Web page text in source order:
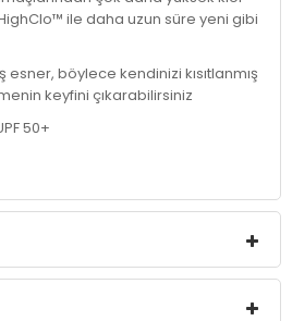
ile daha uzun süre yeni gibi
esner, böylece kendinizi kısıtlanmış
keyfini çıkarabilirsiniz
50+